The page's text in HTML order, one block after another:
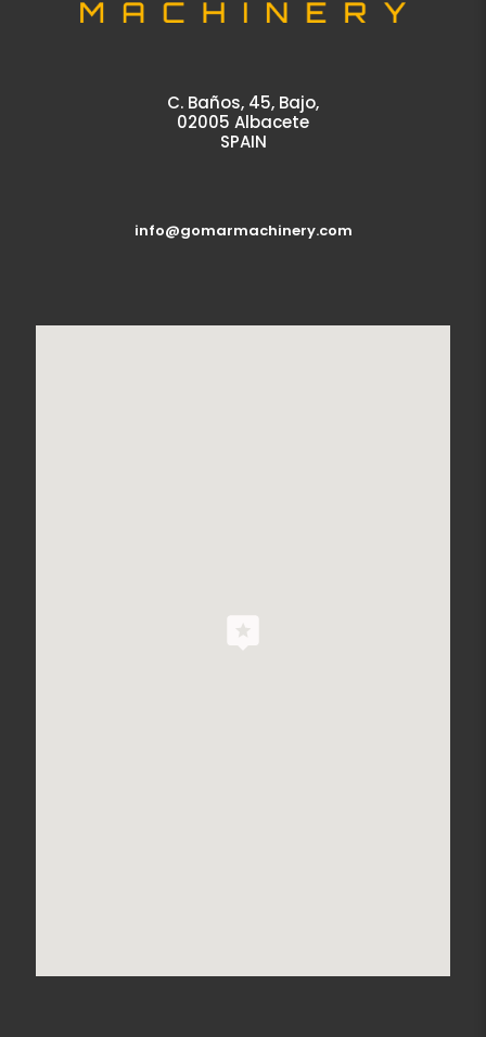
C. Baños, 45, Bajo,
02005 Albacete
SPAIN
info@gomarmachinery.com